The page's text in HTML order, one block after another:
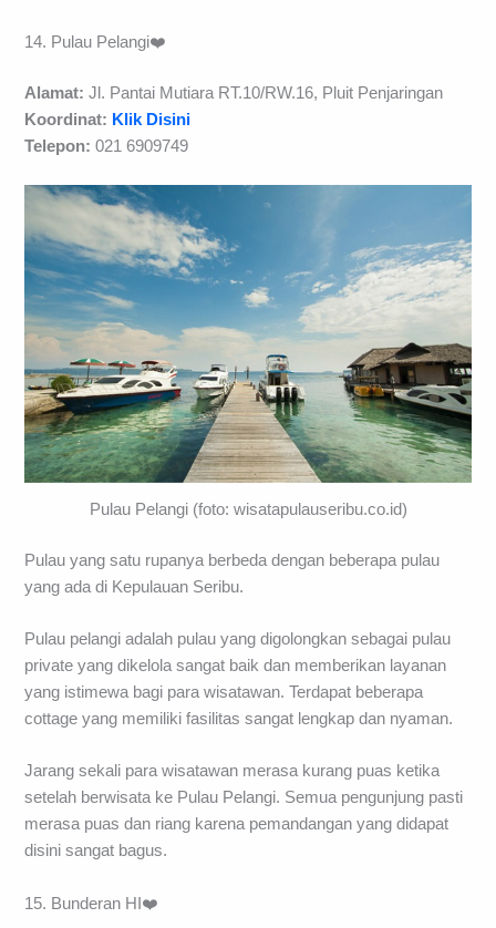
14. Pulau Pelangi❤️
Alamat:Jl. Pantai Mutiara RT.10/RW.16, Pluit Penjaringan
Koordinat: Klik Disini
Telepon:021 6909749
Pulau Pelangi (foto: wisatapulauseribu.co.id)
Pulau yang satu rupanya berbeda dengan beberapa pulau
yang ada di Kepulauan Seribu.
Pulau pelangi adalah pulau yang digolongkan sebagai pulau
private yang dikelola sangat baik dan memberikan layanan
yang istimewa bagi para wisatawan. Terdapat beberapa
cottage yang memiliki fasilitas sangat lengkap dan nyaman.
Jarang sekali para wisatawan merasa kurang puas ketika
setelah berwisata ke Pulau Pelangi. Semua pengunjung pasti
merasa puas dan riang karena pemandangan yang didapat
disini sangat bagus.
15. Bunderan HI❤️